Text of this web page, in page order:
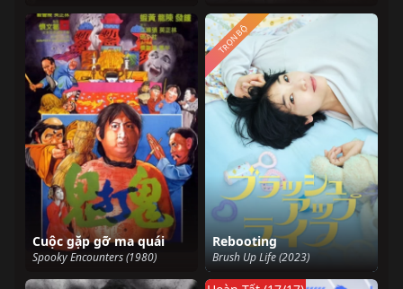
Cuộc gặp gỡ ma quái
Spooky Encounters (1980)
Rebooting
Brush Up Life (2023)
TRỌN BỘ